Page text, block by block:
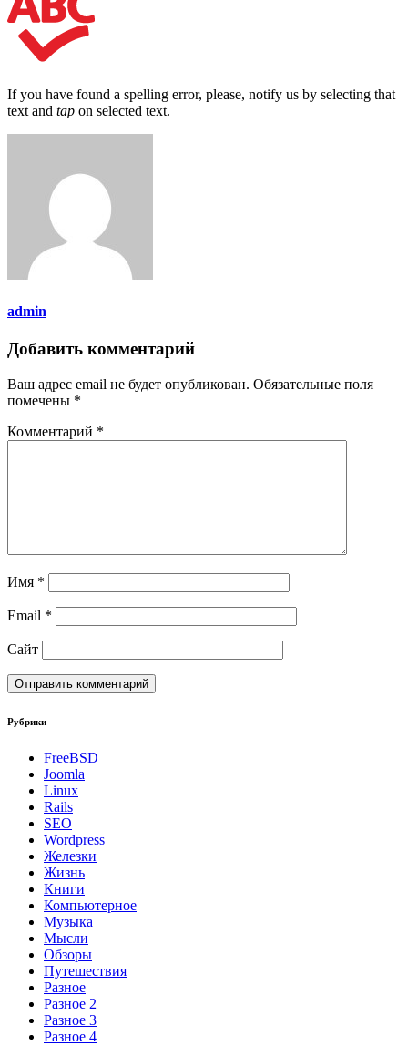
If you have found a spelling error, please, notify us by selecting that
text and tap on selected text.
admin
Добавить комментарий
Ваш адрес email не будет опубликован. Обязательные поля
помечены *
Комментарий *
Имя *
Email *
Сайт
Рубрики
FreeBSD
Joomla
Linux
Rails
SEO
Wordpress
Железки
Жизнь
Книги
Компьютерное
Музыка
Мысли
Обзоры
Путешествия
Разное
Разное 2
Разное 3
Разное 4